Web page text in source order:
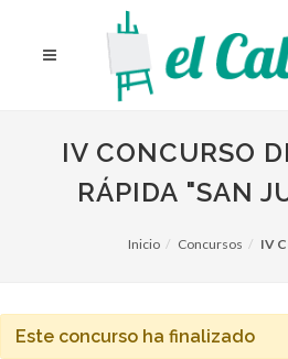
IV CONCURSO
RÁPIDA "SAN
Inicio Concursos IV
Este concurso ha finalizado